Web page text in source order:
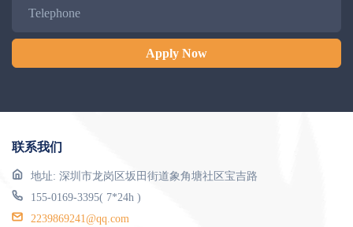
Apply Now
联系我们
地址: 深圳市龙岗区坂田街道象角塘社区宝吉路
155-0169-3395( 7*24h )
2239869241@qq.com